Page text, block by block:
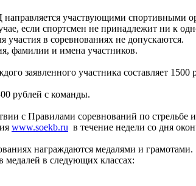
направляется участвующими спортивными
если спортсмен не принадлежит ни к
участия в соревнованиях не допускаются.
фамилии и имена участников.
заявленного участника составляет 1500
рублей с команды.
с Правилами соревнований по
www.soekb.ru в течение недели со дня
награждаются медалями и грамотами.
медалей в следующих классах: